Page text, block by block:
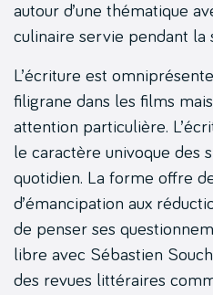
autour d’une thématique
culinaire servie pendant la
L’écriture est
filigrane dans les films
attention particulière.
le caractère univoque des
quotidien. La forme offre
d’émancipation aux
de penser ses
libre avec Sébastien
des revues littéraires